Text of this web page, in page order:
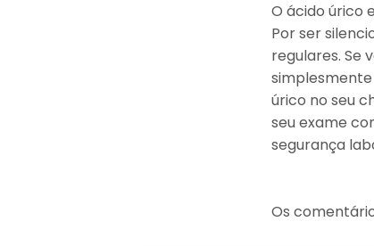
O ácido úrico
Por ser
regulares. Se
úrico no seu
seu exame
segurança
Os